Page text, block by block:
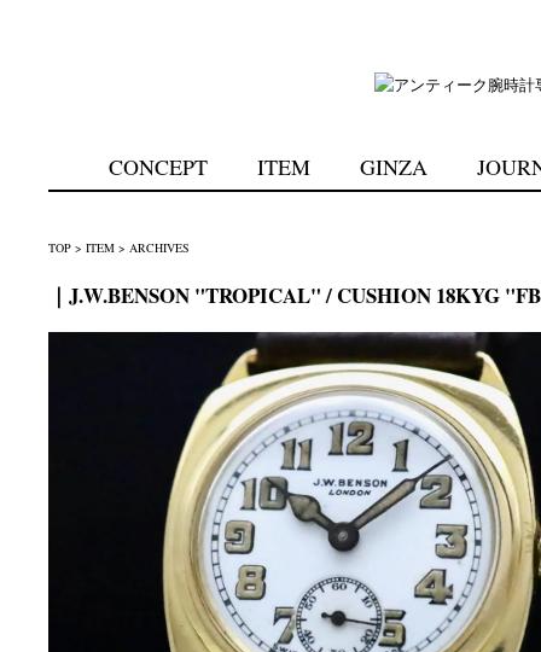
CONCEPT ITEM GINZA
TOP > ITEM > ARCHIVES
｜J.W.BENSON "TROPICAL" / CUSHION 18KYG